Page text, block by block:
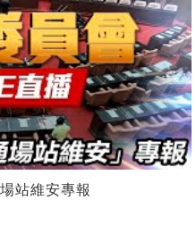
站維安專報